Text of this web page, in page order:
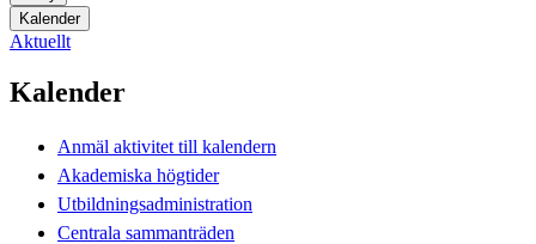
Kalender
Aktuellt
Kalender
Anmäl aktivitet till kalendern
Akademiska högtider
Utbildningsadministration
Centrala sammanträden